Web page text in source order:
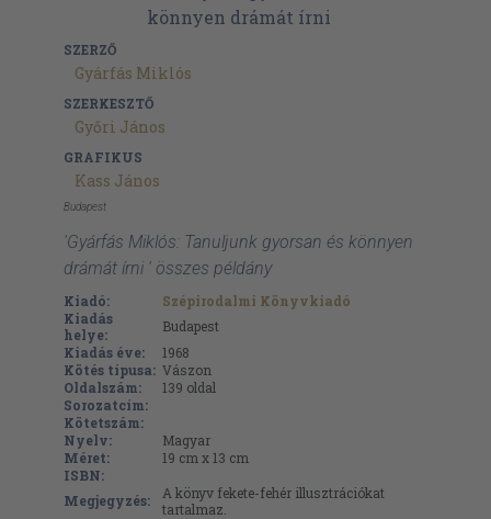
SZERZŐ
Gyárfás Miklós
SZERKESZTŐ
Győri János
GRAFIKUS
Kass János
Budapest
'Gyárfás Miklós: Tanuljunk gyorsan és könnyen
drámát írni ' összes példány
Kiadó:
Szépirodalmi Könyvkiadó
Kiadás
helye:
Budapest
Kiadás éve:
1968
Kötés típusa: Vászon
Oldalszám:
139 oldal
Sorozatcím:
Kötetszám:
Nyelv:
Magyar
Méret:
19 cm x 13 cm
ISBN:
Megjegyzés:
A könyv fekete-fehér illusztrációkat
tartalmaz.